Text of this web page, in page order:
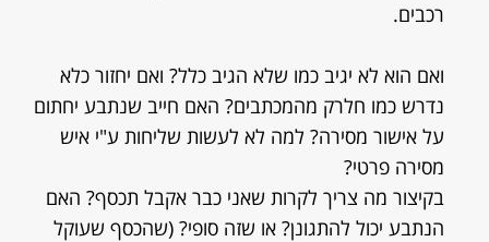
רכבים.
ואם הוא לא יגיב כמו שלא הגיב כלל? ואם יחזור כלא
נדרש כמו חלרק מהמכתבים? האם חייב שנתבע יחתום
על אישור מסירה? למה לא לעשות שליחות ע"י איש
מסירה פרטי?
בקיצור מה צריך לקרות שאני כבר אקבל תכסף? האם
הנתבע יכול להתגונן? או שזה סופי? (שהכסף שעוקל